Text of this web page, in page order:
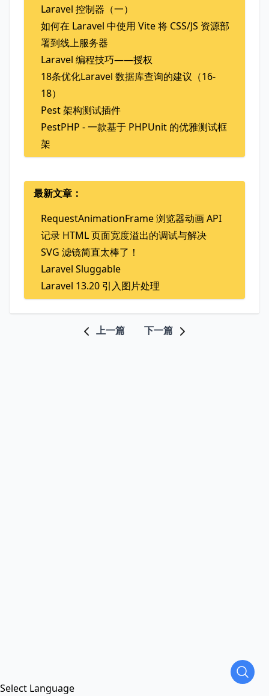
Laravel 控制器（一）
如何在 Laravel 中使用 Vite 将 CSS/JS 资源部
署到线上服务器
Laravel 编程技巧——授权
18条优化Laravel 数据库查询的建议（16-
18）
Pest 架构测试插件
PestPHP - 一款基于 PHPUnit 的优雅测试框
架
最新文章：
RequestAnimationFrame 浏览器动画 API
记录 HTML 页面宽度溢出的调试与解决
SVG 滤镜简直太棒了！
Laravel Sluggable
Laravel 13.20 引入图片处理
上一篇 下一篇
Select Language